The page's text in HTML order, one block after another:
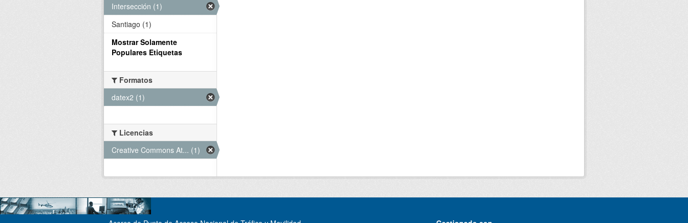
Intersección (1)
Santiago (1)
Mostrar Solamente
Populares Etiquetas
Formatos
datex2 (1)
Licencias
Creative Commons At... (1)